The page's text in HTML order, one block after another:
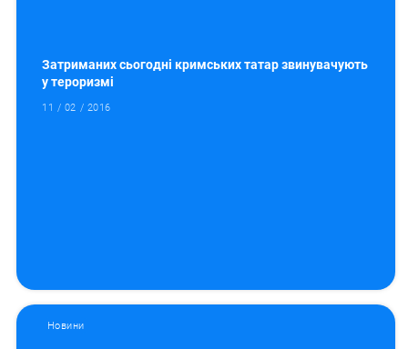
Затриманих сьогодні кримських татар звинувачують
у тероризмі
11 / 02 / 2016
Новини